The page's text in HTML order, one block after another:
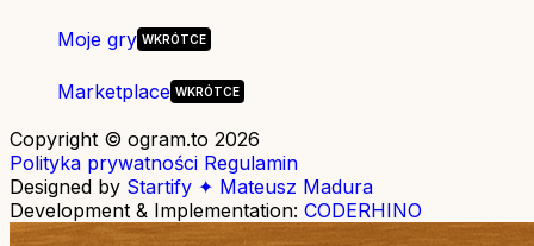
Moje gry
Marketplace
Copyright © ogram.to 2026
Polityka prywatności Regulamin
Designed by Startify ✦ Mateusz Madura
Development & Implementation: CODERHINO